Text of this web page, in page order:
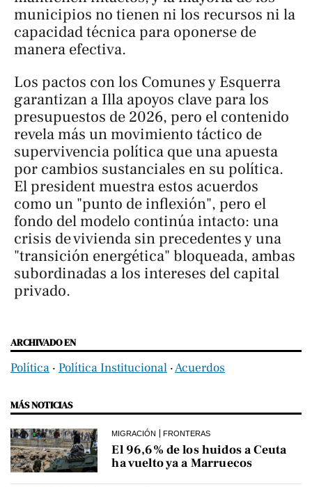
municipios no tienen ni los recursos ni la
capacidad técnica para oponerse de
manera efectiva.
Los pactos con los Comunes y Esquerra
garantizan a Illa apoyos clave para los
presupuestos de 2026, pero el contenido
revela más un movimiento táctico de
supervivencia política que una apuesta
por cambios sustanciales en su política.
El president muestra estos acuerdos
como un "punto de inflexión", pero el
fondo del modelo continúa intacto: una
crisis de vivienda sin precedentes y una
"transición energética" bloqueada, ambas
subordinadas a los intereses del capital
privado.
ARCHIVADO EN
Política ‧ Política Institucional ‧Acuerdos
MÁS NOTICIAS
MIGRACIÓN FRONTERAS
El 96,6% de los huidos a Ceuta
ha vuelto ya a Marruecos